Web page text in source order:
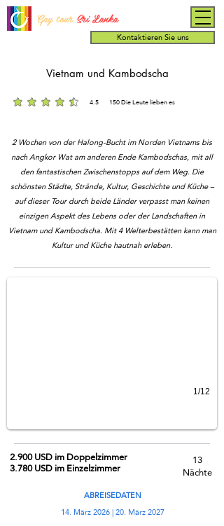
Gay tourSri Lanka
Kontaktieren Sie uns
Vietnam und Kambodscha
4.5 150Die Leute lieben es
durchschnittliches Rating ist 4.5 von 5, basierend auf 150 Stimmen, Die
2 Wochen von der Halong-Bucht im Norden Vietnams bis
nach Angkor Wat am anderen Ende Kambodschas, mit all
den fantastischen Zwischenstopps auf dem Weg. Die
schönsten Städte, Strände, Kultur, Geschichte und Küche –
auf dieser Tour durch beide Länder verpasst man keinen
einzigen Aspekt des Lebens oder der Landschaften in
Vietnam und Kambodscha. Mit 4 Welterbestätten kann man
Kultur und Küche hautnah erleben.
Mekong Floating market
1/12
2.900 USD im Doppelzimmer
3.780 USD im Einzelzimmer 13
Nächte
ABREISEDATEN
14. März 2026 | 20. März 2027